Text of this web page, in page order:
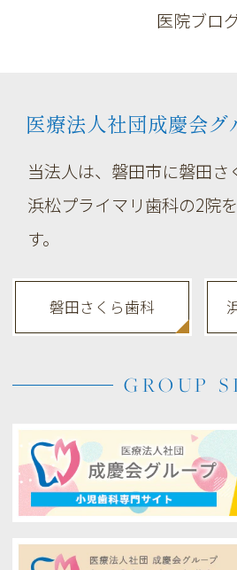
医院ブロ
医療法人社団成慶会グ
当法人は、磐田市に磐田さ
浜松プライマリ歯科の2院
す。
磐田さくら歯科
GROUP